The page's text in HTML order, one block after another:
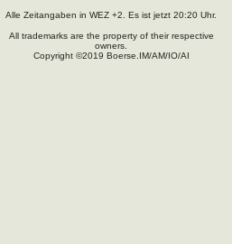
Alle Zeitangaben in WEZ +2. Es ist jetzt 20:20 Uhr.
All trademarks are the property of their respective
owners.
Copyright ©2019 Boerse.IM/AM/IO/AI